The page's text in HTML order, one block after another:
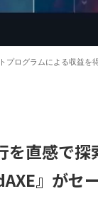
プログラムによる収益を
を直感で
』がセ